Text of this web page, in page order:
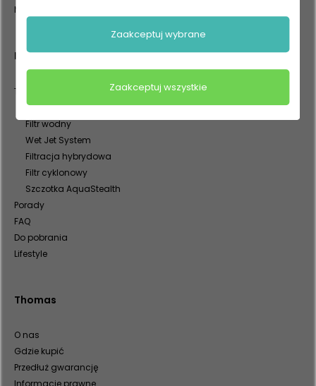
Myjki parowe
Baza wiedzy
Technologie
Technologie
Filtr wodny
Wet Jet System
Filtracja hybrydowa
Filtr cyklonowy
Szczotka AquaStealth
Porady
FAQ
Do pobrania
Lifestyle
Thomas
O nas
Gdzie kupić
Przedłuż gwarancję
Informacje prawne
Zaakceptuj wybrane
Zaakceptuj wszystkie